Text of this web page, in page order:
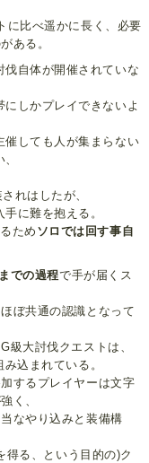
に比べ遥かに長く、必要
ある。
伐自体が開催されていな
しかプレイできないよ
催しても人が集まらない
れはしたが、
に難を抱える。
ため ソロでは回す事自
での過程で手が届くス
ぼ共通の認識となって
級大討伐クエストは、
込まれている。
するプレイヤーは文字
く、
なやり込みと装備構
得る、という目的の)ク